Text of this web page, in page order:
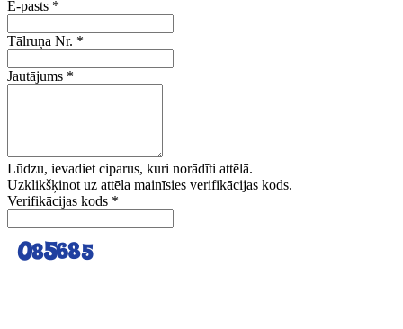
E-pasts *
Tālruņa Nr. *
Jautājums *
Lūdzu, ievadiet ciparus, kuri norādīti attēlā.
Uzklikšķinot uz attēla mainīsies verifikācijas kods.
Verifikācijas kods *